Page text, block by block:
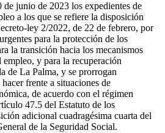
de junio de 2023 los expedientes de
a los que se refiere la disposición
ley 2/2022, de 22 de febrero, por
para la protección de los
la transición hacia los mecanismos
empleo, y para la recuperación
de La Palma, y se prorrogan
frente a situaciones de
de acuerdo con el régimen
47.5 del Estatuto de los
adicional cuadragésima cuarta del
de la Seguridad Social.